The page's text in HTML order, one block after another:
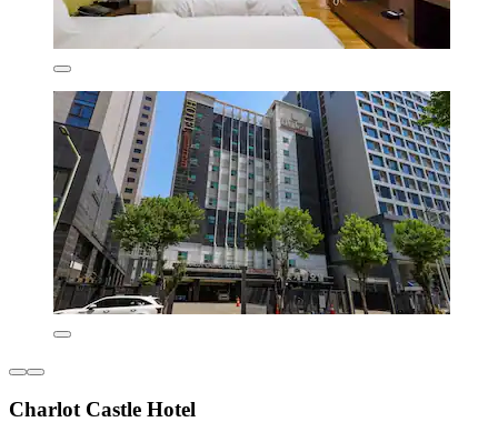
Charlot Castle Hotel